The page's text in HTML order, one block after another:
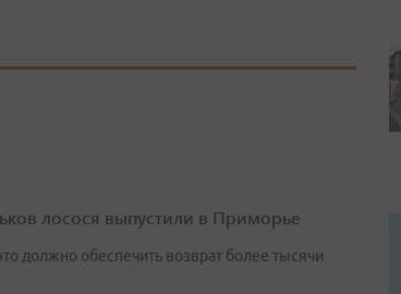
лосося выпустили в Приморье
должно обеспечить возврат более тысячи